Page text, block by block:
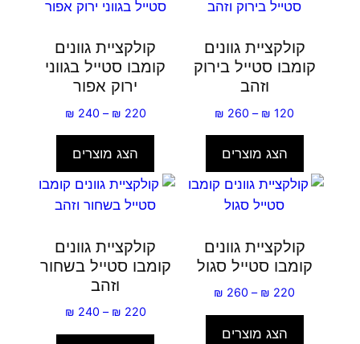
קולקציית גוונים
קומבו סטייל בירוק
וזהב
₪ 120
–
₪ 260
טווח
⁦₪ 260⁩
הצג מוצרים
קולקציית גוונים
קומבו סטייל בגווני
ירוק אפור
₪ 220
–
₪ 240
⁦₪ 240⁩
הצג מוצרים
קולקציית גוונים
קומבו סטייל סגול
₪ 220
–
₪ 260
טווח
הצג מוצרים
קולקציית גוונים
קומבו סטייל בשחור
וזהב
₪ 220
–
₪ 240